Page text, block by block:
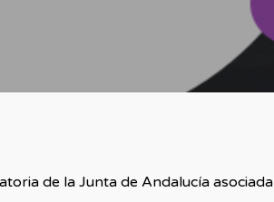
de la Junta de Andalucía asociada